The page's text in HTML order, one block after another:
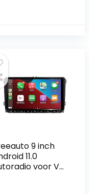
9 inch
11.0
voor VW,